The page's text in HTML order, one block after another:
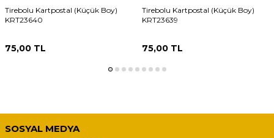
Tirebolu Kartpostal (Küçük Boy)
KRT23640
75,00 TL
Tirebolu Kartpostal (Küçük Boy)
KRT23639
75,00TL
SOSYAL MEDYA